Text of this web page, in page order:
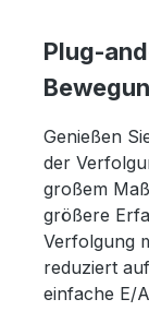
Plug-
Genießen
der
großem
größere
Verfolgung
reduziert
einfache E/